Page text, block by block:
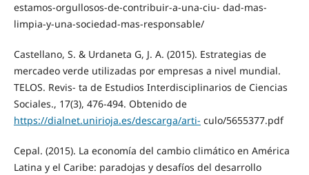
estamos-orgullosos-de-contribuir-a-una-ciu- dad-mas-
limpia-y-una-sociedad-mas-responsable/
Castellano, S. & Urdaneta G, J. A. (2015). Estrategias de
mercadeo verde utilizadas por empresas a nivel mundial.
TELOS. Revis- ta de Estudios Interdisciplinarios de Ciencias
Sociales., 17(3), 476-494. Obtenido de
https://dialnet.unirioja.es/descarga/arti- culo/5655377.pdf
Cepal. (2015). La economía del cambio climático en América
Latina y el Caribe: paradojas y desafíos del desarrollo